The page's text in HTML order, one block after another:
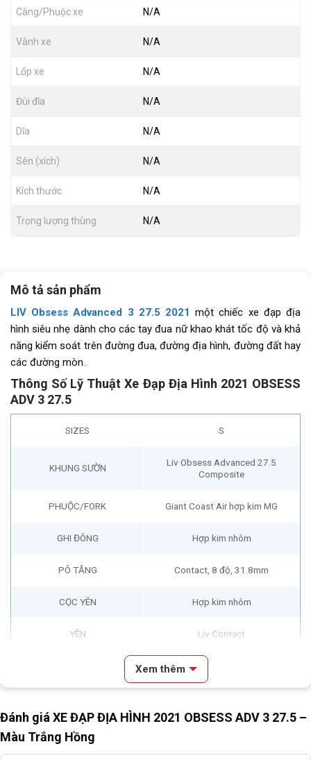
Càng/Phuộc xe N/A
Vành xe N/A
Lốp xe N/A
Đùi đĩa N/A
Dĩa N/A
Sên (xích) N/A
Kích thước N/A
Trọng lượng thùng N/A
Mô tả sản phẩm
LIV Obsess Advanced 3 27.5 2021 một chiếc xe đạp địa
hình siêu nhẹ dành cho các tay đua nữ khao khát tốc độ và khả
năng kiểm soát trên đường đua, đường địa hình, đường đất hay
các đường mòn
Thông Số Lỹ Thuật Xe Đạp Địa Hình 2021 OBSESS
ADV 3 27.5
SIZES S
KHUNG SƯỜN
Liv Obsess Advanced 27.5
Composite
PHUỘC/FORK Giant Coast Air hợp kim MG
GHI ĐÔNG Hợp kim nhôm
PÔ TĂNG Contact, 8 độ, 31.8mm
CỌC YÊN Hợp kim nhôm
YÊN Liv Contact
Shimano SLX 2×11S
Bộ chuyển đề sau/Rear
Xem thêm
Đánh giá XE ĐẠP ĐỊA HÌNH 2021 OBSESS ADV 3 27.5 –
Màu Trắng Hồng